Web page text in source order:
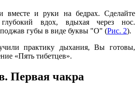
вместе и руки на бедрах. Сделайте
вдох, вдыхая через нос.
губы в виде буквы "O" (Рис. 2).
практику дыхания, Вы готовы,
«Пять тибетцев».
Первая чакра